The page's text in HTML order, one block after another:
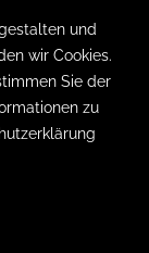
und
wir Cookies.
Sie der
zu